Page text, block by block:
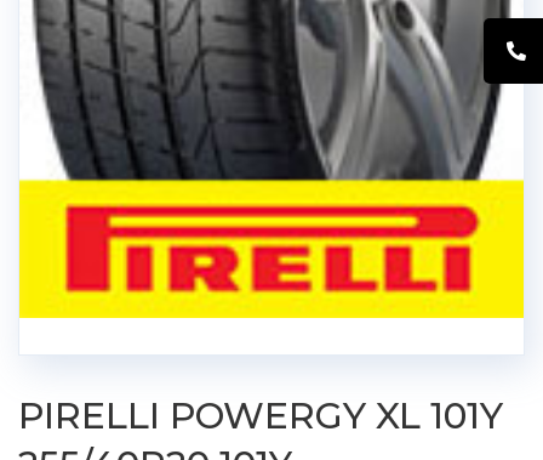
PIRELLI POWERGY XL 101Y